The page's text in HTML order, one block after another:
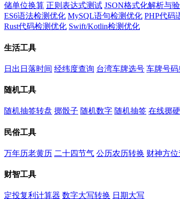
储单位换算 正则表达式测试 JSON格式化解析与
ES6语法检测优化 MySQL语句检测优化 PHP代码
Rust代码检测优化 Swift/Kotlin检测优化
生活工具
日出日落时间 经纬度查询 台湾车牌选号 车牌号
随机工具
随机抽签转盘 掷骰子 随机数字 随机抽签 在线掷
民俗工具
万年历老黄历 二十四节气 公历农历转换 财神方位
财智工具
定投复利计算器 数字大写转换 日期大写